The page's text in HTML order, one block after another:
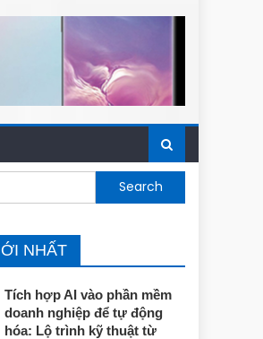
NHẤT
Tích hợp AI vào phần mềm
doanh nghiệp để tự động
hóa: Lộ trình kỹ thuật từ